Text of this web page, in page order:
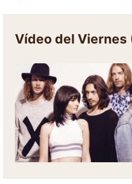
Vídeo del Viernes